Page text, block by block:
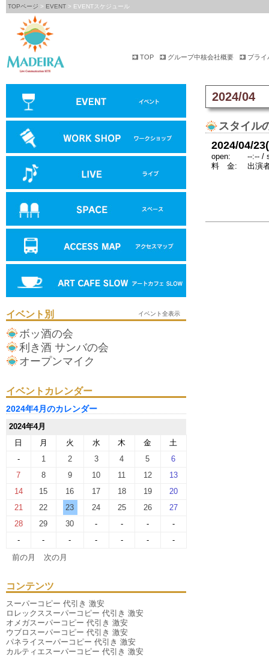
TOPページ > EVENT > EVENTスケジュール
TOP グループ中核会社概要 プライ
イベント別 イベント全表示
ボッ酒の会
利き酒 サンバの会
オープンマイク
イベントカレンダー
2024年4月のカレンダー
2024年4月
日
月 火 水 木 金
土
-
1 2 3 4 5
6
7
8 9 10 11 12
13
14
15 16 17 18 19
20
21
22 23 24 25 26
27
28
29 30 - - -
-
-
- - - - -
-
前の月
次の月
コンテンツ
スーパーコピー 代引き 激安
ロレックススーパーコピー 代引き 激安
オメガスーパーコピー 代引き 激安
ウブロスーパーコピー 代引き 激安
パネライスーパーコピー 代引き 激安
カルティエスーパーコピー 代引き 激安
2024/04
スタイル
2024/04/
open:
--:-- /
料 金:
出演